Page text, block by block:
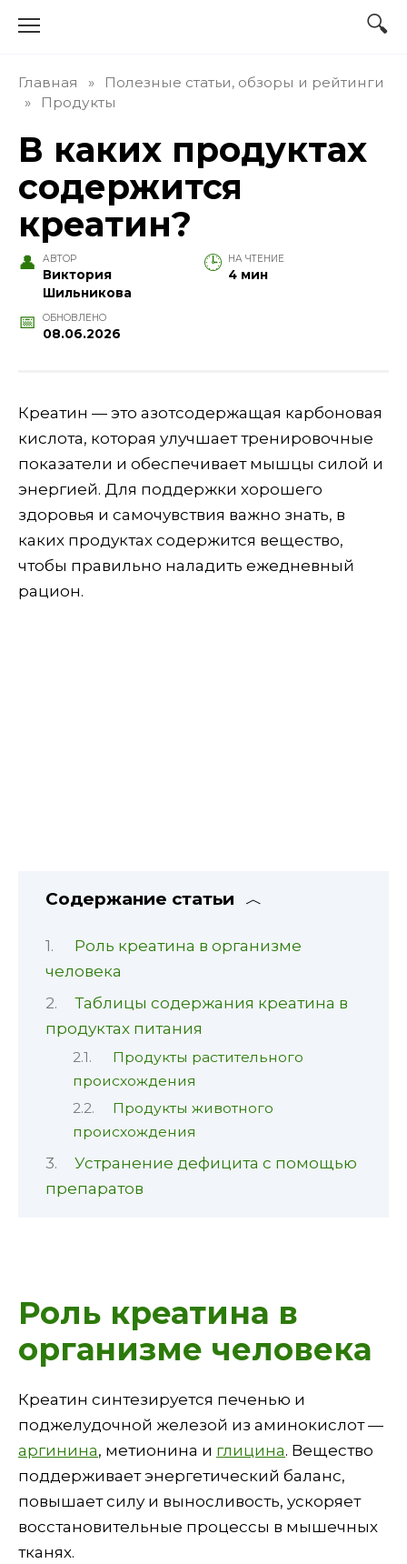
Главная »
Полезные статьи, обзоры и рейтинги
»
Продукты
В каких продуктах
содержится
креатин?
АВТОР
Виктория
Шильникова
НА ЧТЕНИЕ
4 мин
ОБНОВЛЕНО
08.06.2026
Креатин — это азотсодержащая карбоновая
кислота, которая улучшает тренировочные
показатели и обеспечивает мышцы силой и
энергией. Для поддержки хорошего
здоровья и самочувствия важно знать, в
каких продуктах содержится вещество,
чтобы правильно наладить ежедневный
рацион.
Содержание статьи
Роль креатина в организме
человека
Таблицы содержания креатина в
продуктах питания
Продукты растительного
происхождения
Продукты животного
происхождения
Устранение дефицита с помощью
препаратов
Роль креатина в
организме человека
Креатин синтезируется печенью и
поджелудочной железой из аминокислот —
аргинина, метионина и глицина. Вещество
поддерживает энергетический баланс,
повышает силу и выносливость, ускоряет
восстановительные процессы в мышечных
тканях.